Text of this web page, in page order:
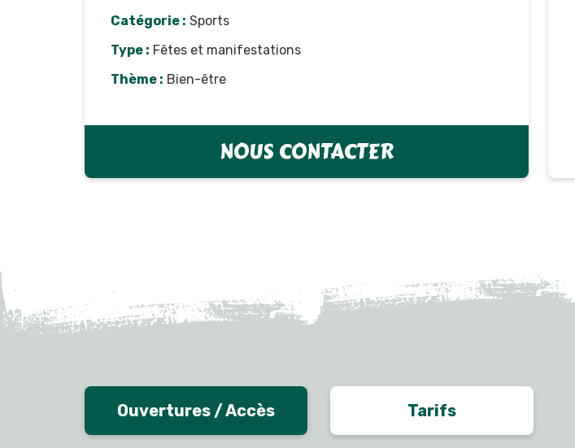
Catégorie : Sports
Type : Fêtes et manifestations
Thème : Bien-être
NOUS CONTACTER
Ouvertures / Accès Tarifs